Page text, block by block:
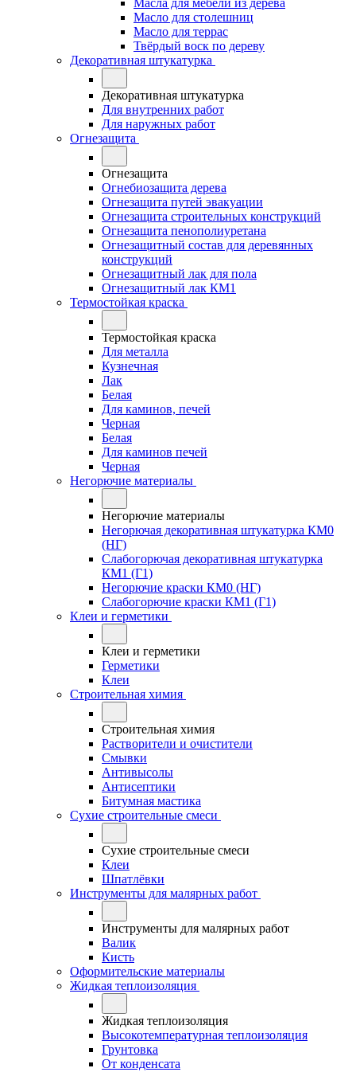
Масла для мебели из дерева
Масло для столешниц
Масло для террас
Твёрдый воск по дереву
Декоративная штукатурка
Декоративная штукатурка
Для внутренних работ
Для наружных работ
Огнезащита
Огнезащита
Огнебиозащита дерева
Огнезащита путей эвакуации
Огнезащита строительных конструкций
Огнезащита пенополиуретана
Огнезащитный состав для деревянных
конструкций
Огнезащитный лак для пола
Огнезащитный лак КМ1
Термостойкая краска
Термостойкая краска
Для металла
Кузнечная
Лак
Белая
Для каминов, печей
Черная
Белая
Для каминов печей
Черная
Негорючие материалы
Негорючие материалы
Негорючая декоративная штукатурка КМ0
(НГ)
Слабогорючая декоративная штукатурка
КМ1 (Г1)
Негорючие краски КМ0 (НГ)
Слабогорючие краски КМ1 (Г1)
Клеи и герметики
Клеи и герметики
Герметики
Клеи
Строительная химия
Строительная химия
Растворители и очистители
Смывки
Антивысолы
Антисептики
Битумная мастика
Сухие строительные смеси
Сухие строительные смеси
Клеи
Шпатлёвки
Инструменты для малярных работ
Инструменты для малярных работ
Валик
Кисть
Оформительские материалы
Жидкая теплоизоляция
Жидкая теплоизоляция
Высокотемпературная теплоизоляция
Грунтовка
От конденсата